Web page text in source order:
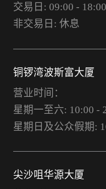
交易日: 09:00 - 18:00
非交易日: 休息
铜锣湾波斯富大厦
营业时间：
星期一至六: 10:00 -
星期日及公众假期:
尖沙咀华源大厦